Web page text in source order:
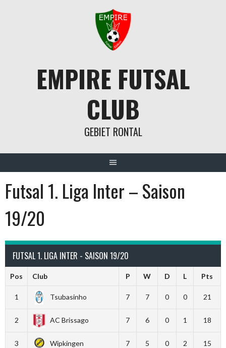
EMPIRE FUTSAL
CLUB
GEBIET RONTAL
Futsal 1. Liga Inter – Saison
19/20
FUTSAL 1. LIGA INTER - SAISON 19/20
Pos Club P W D L Pts
1 Tsubasinho 7 7 0 0 21
2 AC Brissago 7 6 0 1 18
3 Wipkingen 7 5 0 2 15